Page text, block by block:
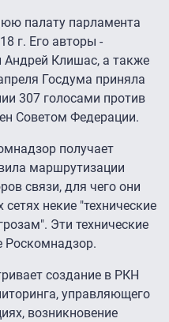
палату парламента
г. Его авторы -
Клишас, а также
Госдума приняла
307 голосами против
Советом Федерации.
получает
маршрутизации
связи, для чего они
некие "технические
Эти технические
Роскомнадзор.
создание в РКН
управляющего
возникновение